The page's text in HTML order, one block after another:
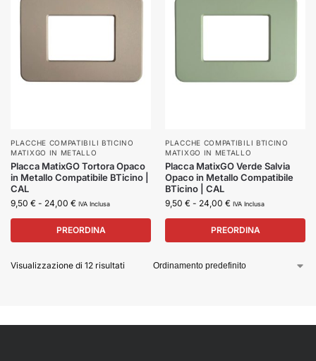
PLACCHE COMPATIBILI BTICINO
MATIXGO IN METALLO
Placca MatixGO Tortora Opaco
in Metallo Compatibile BTicino |
CAL
9,50 € - 24,00 € IVA Inclusa
PREORDINA
PLACCHE COMPATIBILI BTICINO
MATIXGO IN METALLO
Placca MatixGO Verde Salvia
Opaco in Metallo Compatibile
BTicino | CAL
9,50 € - 24,00 € IVA Inclusa
PREORDINA
Visualizzazione di 12 risultati